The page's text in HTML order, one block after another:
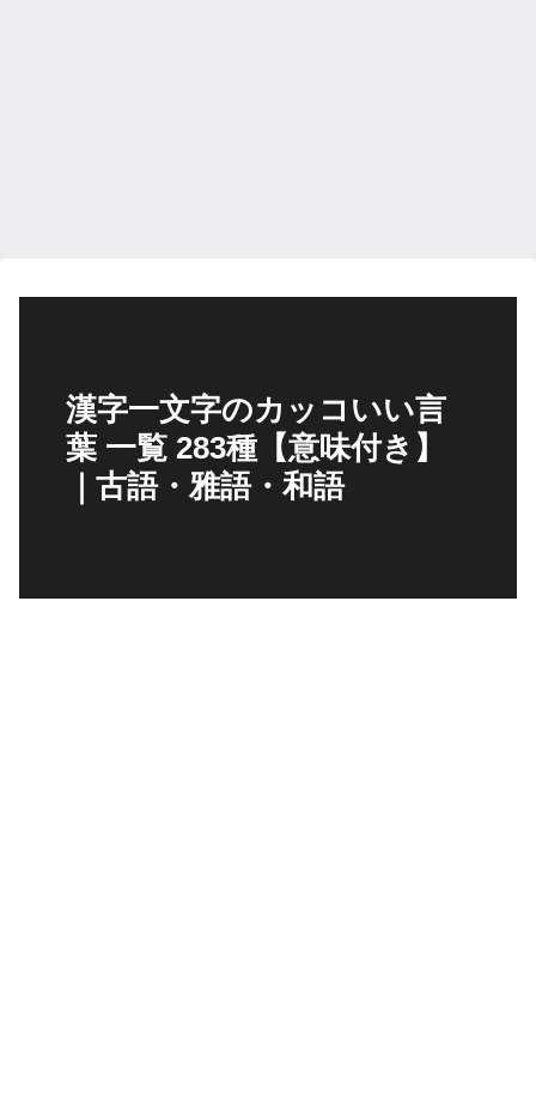
漢字一文字のカッコいい言
葉 一覧 283種【意味付き】
｜古語・雅語・和語